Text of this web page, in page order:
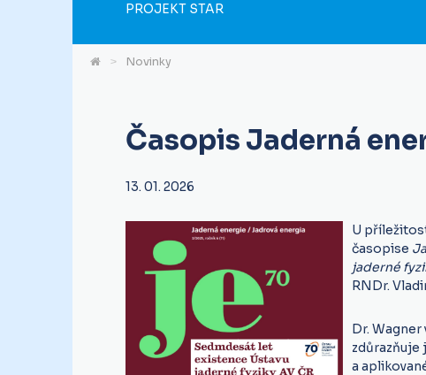
PROJEKT STAR
Novinky
Časopis Jaderná
13. 01. 2026
U
časopise
jaderné
RNDr.
Dr.
zdůrazňuje
a